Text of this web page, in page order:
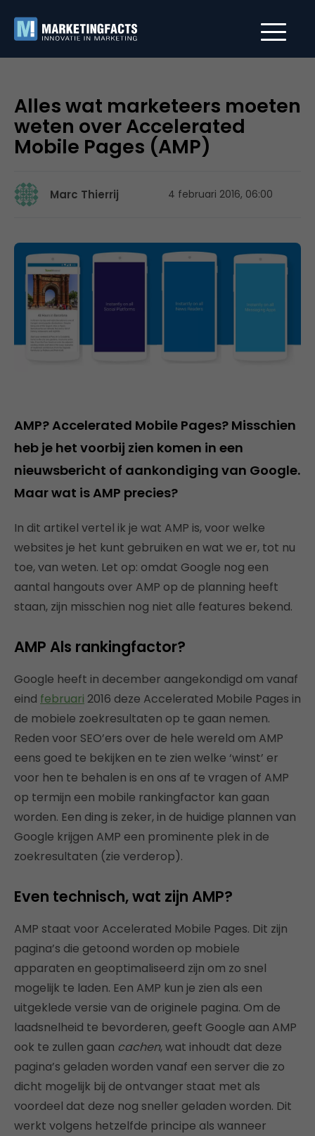
Alles wat marketeers moeten
weten over Accelerated
Mobile Pages (AMP)
Marc Thierrij 4 februari 2016, 06:00
AMP? Accelerated Mobile Pages? Misschien
heb je het voorbij zien komen in een
nieuwsbericht of aankondiging van Google.
Maar wat is AMP precies?
In dit artikel vertel ik je wat AMP is, voor welke
websites je het kunt gebruiken en wat we er, tot nu
toe, van weten. Let op: omdat Google nog een
aantal hangouts over AMP op de planning heeft
staan, zijn misschien nog niet alle features bekend.
AMP Als rankingfactor?
Google heeft in december aangekondigd om vanaf
eind februari 2016 deze Accelerated Mobile Pages in
de mobiele zoekresultaten op te gaan nemen.
Reden voor SEO’ers over de hele wereld om AMP
eens goed te bekijken en te zien welke ‘winst’ er
voor hen te behalen is en ons af te vragen of AMP
op termijn een mobile rankingfactor kan gaan
worden. Een ding is zeker, in de huidige plannen van
Google krijgen AMP een prominente plek in de
zoekresultaten (zie verderop).
Even technisch, wat zijn AMP?
AMP staat voor Accelerated Mobile Pages. Dit zijn
pagina’s die getoond worden op mobiele
apparaten en geoptimaliseerd zijn om zo snel
mogelijk te laden. Een AMP kun je zien als een
uitgeklede versie van de originele pagina. Om de
laadsnelheid te bevorderen, geeft Google aan AMP
ook te zullen gaan cachen, wat inhoudt dat deze
pagina’s geladen worden vanaf een server die zo
dicht mogelijk bij de ontvanger staat met als
voordeel dat deze nog sneller geladen worden. Dit
werkt volgens hetzelfde principe als wanneer